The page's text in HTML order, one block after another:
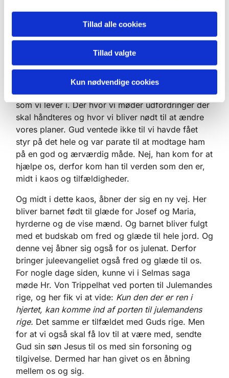
Tillad alle cookies
Tillad valgte
Kun nødvendige cookies
sendt af faderen for at udføre. Jesu fødsel betyder
at Guds opmærksomhed og nærvær til os.
Men vi skal også vide, at den verden som Jesus
kom til, er den uperfekte verden, hvor det hele
ikke altid går som vi har planlagt det. Den verden
som vi lever i. Der hvor vi møder udfordringer der
skal håndteres og hvor vi bliver nødt til at ændre
vores planer. Gud ventede ikke til vi havde fået
styr på det hele og var parate til at modtage ham
på en god og ærværdig måde. Nej, han kom for at
hjælpe os, derfor kom han til verden som den er,
midt i kaos og tilfældigheder.
Og midt i dette kaos, åbner der sig en ny vej. Her
bliver barnet født til glæde for Josef og Maria,
hyrderne og de vise mænd. Og barnet bliver fulgt
med et budskab om fred og glæde til hele jord. Og
denne vej åbner sig også for os julenat. Derfor
bringer juleevangeliet også fred og glæde til os.
For nogle dage siden, kunne vi i Selmas saga
møde Hr. Von Trippelhat ved porten til Julemandes
rige, og her fik vi at vide: Kun den der er ren i
hjertet, kan komme ind af porten til julemandens
rige. Det samme er tilfældet med Guds rige. Men
for at vi også skal få lov til at være med, sendte
Gud sin søn Jesus til os med sin forsoning og
tilgivelse. Dermed har han givet os en åbning
mellem os og sig.